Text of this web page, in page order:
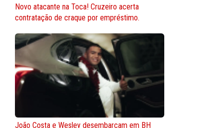
Novo atacante na Toca! Cruzeiro acerta
contratação de craque por empréstimo.
João Costa e Wesley desembarcam em BH